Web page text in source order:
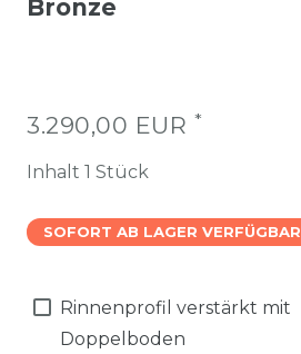
Bronze
3.290,00 EUR *
Inhalt 1 Stück
SOFORT AB LAGER VERFÜGBAR
Rinnenprofil verstärkt mit
Doppelboden